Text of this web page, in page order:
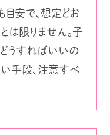
目安で、想定どお
は限りません。子
うすればいいの
い手段、注意すべ